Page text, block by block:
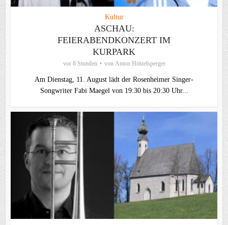
Kultur
ASCHAU:
FEIERABENDKONZERT IM
KURPARK
vor 8 Stunden von Anton Hötzelsperger
Am Dienstag, 11. August lädt der Rosenheimer Singer-
Songwriter Fabi Maegel von 19:30 bis 20:30 Uhr...